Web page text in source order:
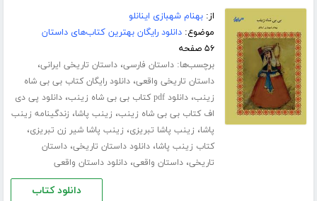
از:بهنام شهبازی اینانلو
موضوع:دانلود رایگان بهترین کتاب‌های داستان
۵۶ صفحه
برچسب‌ها:داستان فارسی،داستان تاریخی ایرانی،
داستان تاریخی واقعی،دانلود رایگان کتاب بی بی شاه
زینب،دانلود pdf کتاب بی بی شاه زینب ،دانلود پی دی
اف کتاب بی بی شاه زینب، زینب پاشا، زندگینامه زینب
پاشا، زینب پاشا تبریزی، زینب پاشا شیر زن تبریزی،
کتاب زینب پاشا،دانلود داستان تاریخی،داستان
تاریخی،داستان واقعی،دانلود داستان واقعی
دانلود کتاب